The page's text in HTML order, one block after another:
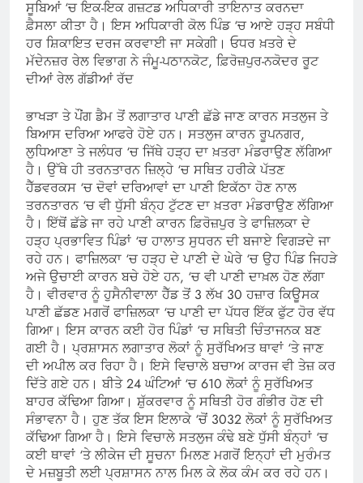
ਸੂਬਿਆਂ ‘ਚ ਇਕ-ਇਕ ਗਜ਼ਟਡ ਅਧਿਕਾਰੀ ਤਾਇਨਾਤ ਕਰਨਦਾ
ਫ਼ੈਸਲਾ ਕੀਤਾ ਹੈ। ਇਸ ਅਧਿਕਾਰੀ ਕੋਲ ਪਿੰਡ ‘ਚ ਆਏ ਹੜ੍ਹ ਸਬੰਧੀ
ਹਰ ਸ਼ਿਕਾਇਤ ਦਰਜ ਕਰਵਾਈ ਜਾ ਸਕੇਗੀ। ਓਧਰ ਖ਼ਤਰੇ ਦੇ
ਮੱਦੇਨਜ਼ਰ ਰੇਲ ਵਿਭਾਗ ਨੇ ਜੰਮੂ-ਪਠਾਨਕੋਟ, ਫ਼ਿਰੋਜ਼ਪੁਰ-ਨਕੋਦਰ ਰੂਟ
ਦੀਆਂ ਰੇਲ ਗੱਡੀਆਂ ਰੱਦ
ਭਾਖੜਾ ਤੇ ਪੌਂਗ ਡੈਮ ਤੋਂ ਲਗਾਤਾਰ ਪਾਣੀ ਛੱਡੇ ਜਾਣ ਕਾਰਨ ਸਤਲੁਜ ਤੇ
ਬਿਆਸ ਦਰਿਆ ਆਫਰੇ ਹੋਏ ਹਨ। ਸਤਲੁਜ ਕਾਰਨ ਰੂਪਨਗਰ,
ਲੁਧਿਆਣਾ ਤੇ ਜਲੰਧਰ ‘ਚ ਜਿੱਥੇ ਹੜ੍ਹ ਦਾ ਖ਼ਤਰਾ ਮੰਡਰਾਉਣ ਲੱਗਿਆ
ਹੈ। ਉੱਥੇ ਹੀ ਤਰਨਤਾਰਨ ਜ਼ਿਲ੍ਹੇ ‘ਚ ਸਥਿਤ ਹਰੀਕੇ ਪੱਤਣ
ਹੈੱਡਵਰਕਸ ‘ਚ ਦੋਵਾਂ ਦਰਿਆਵਾਂ ਦਾ ਪਾਣੀ ਇਕੱਠਾ ਹੋਣ ਨਾਲ
ਤਰਨਤਾਰਨ ‘ਚ ਵੀ ਧੁੱਸੀ ਬੰਨ੍ਹ ਟੁੱਟਣ ਦਾ ਖ਼ਤਰਾ ਮੰਡਰਾਉਣ ਲੱਗਿਆ
ਹੈ। ਇੱਥੋਂ ਛੱਡੇ ਜਾ ਰਹੇ ਪਾਣੀ ਕਾਰਨ ਫ਼ਿਰੋਜ਼ਪੁਰ ਤੇ ਫਾਜ਼ਿਲਕਾ ਦੇ
ਹੜ੍ਹ ਪ੍ਰਭਾਵਿਤ ਪਿੰਡਾਂ ‘ਚ ਹਾਲਾਤ ਸੁਧਰਨ ਦੀ ਬਜਾਏ ਵਿਗੜਦੇ ਜਾ
ਰਹੇ ਹਨ। ਫਾਜ਼ਿਲਕਾ ‘ਚ ਹੜ੍ਹ ਦੇ ਪਾਣੀ ਦੇ ਘੇਰੇ ‘ਚ ਉਹ ਪਿੰਡ ਜਿਹੜੇ
ਅਜੇ ਉਚਾਈ ਕਾਰਨ ਬਚੇ ਹੋਏ ਹਨ, ‘ਚ ਵੀ ਪਾਣੀ ਦਾਖ਼ਲ ਹੋਣ ਲੱਗਾ
ਹੈ। ਵੀਰਵਾਰ ਨੂੰ ਹੁਸੈਨੀਵਾਲਾ ਹੈੱਡ ਤੋਂ 3 ਲੱਖ 30 ਹਜ਼ਾਰ ਕਿਊਸਕ
ਪਾਣੀ ਛੱਡਣ ਮਗਰੋਂ ਫਾਜ਼ਿਲਕਾ ‘ਚ ਪਾਣੀ ਦਾ ਪੱਧਰ ਇੱਕ ਫੁੱਟ ਹੋਰ ਵੱਧ
ਗਿਆ। ਇਸ ਕਾਰਨ ਕਈ ਹੋਰ ਪਿੰਡਾਂ ‘ਚ ਸਥਿਤੀ ਚਿੰਤਾਜਨਕ ਬਣ
ਗਈ ਹੈ। ਪ੍ਰਸ਼ਾਸਨ ਲਗਾਤਾਰ ਲੋਕਾਂ ਨੂੰ ਸੁਰੱਖਿਅਤ ਥਾਵਾਂ ‘ਤੇ ਜਾਣ
ਦੀ ਅਪੀਲ ਕਰ ਰਿਹਾ ਹੈ। ਇਸੇ ਵਿਚਾਲੇ ਬਚਾਅ ਕਾਰਜ ਵੀ ਤੇਜ਼ ਕਰ
ਦਿੱਤੇ ਗਏ ਹਨ। ਬੀਤੇ 24 ਘੰਟਿਆਂ ‘ਚ 610 ਲੋਕਾਂ ਨੂੰ ਸੁਰੱਖਿਅਤ
ਬਾਹਰ ਕੱਢਿਆ ਗਿਆ। ਸ਼ੁੱਕਰਵਾਰ ਨੂੰ ਸਥਿਤੀ ਹੋਰ ਗੰਭੀਰ ਹੋਣ ਦੀ
ਸੰਭਾਵਨਾ ਹੈ। ਹੁਣ ਤੱਕ ਇਸ ਇਲਾਕੇ ‘ਚੋਂ 3032 ਲੋਕਾਂ ਨੂੰ ਸੁਰੱਖਿਅਤ
ਕੱਢਿਆ ਗਿਆ ਹੈ। ਇਸੇ ਵਿਚਾਲੇ ਸਤਲੁਜ ਕੰਢੇ ਬਣੇ ਧੁੱਸੀ ਬੰਨ੍ਹਾਂ ‘ਚ
ਕਈ ਥਾਵਾਂ ‘ਤੇ ਲੀਕੇਜ ਦੀ ਸੂਚਨਾ ਮਿਲਣ ਮਗਰੋਂ ਇਨ੍ਹਾਂ ਦੀ ਮੁਰੰਮਤ
ਦੇ ਮਜ਼ਬੂਤੀ ਲਈ ਪ੍ਰਸ਼ਾਸਨ ਨਾਲ ਮਿਲ ਕੇ ਲੋਕ ਕੰਮ ਕਰ ਰਹੇ ਹਨ।